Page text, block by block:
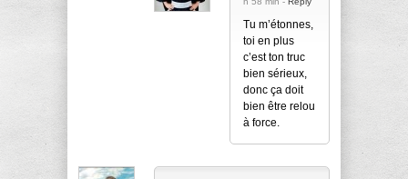
Tu m’étonnes,
toi en plus
c’est ton truc
bien sérieux,
donc ça doit
bien être relou
à force.